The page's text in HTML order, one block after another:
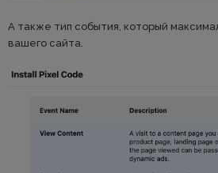
А также тип события, который
вашего сайта.